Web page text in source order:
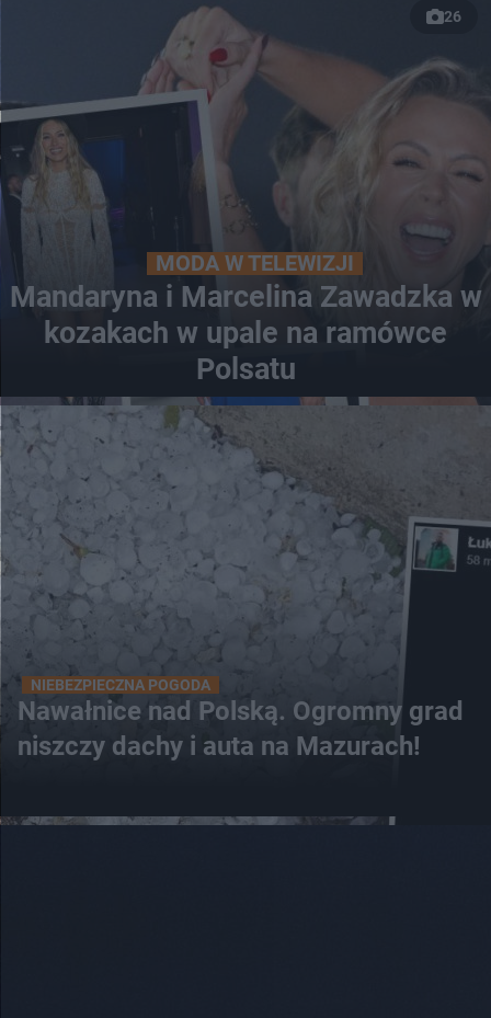
26
MODA W TELEWIZJI
Mandaryna i Marcelina Zawadzka w
kozakach w upale na ramówce
Polsatu
NIEBEZPIECZNA POGODA
Nawałnice nad Polską. Ogromny grad
niszczy dachy i auta na Mazurach!